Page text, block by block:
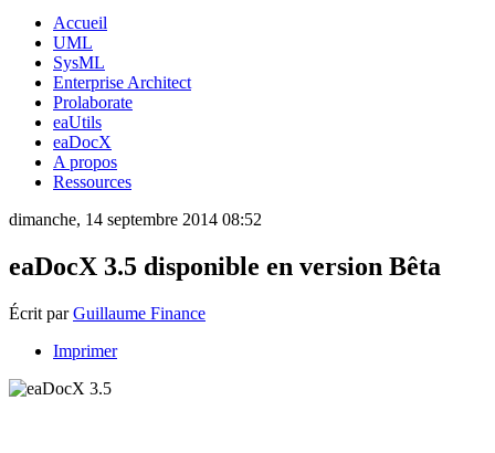
Accueil
UML
SysML
Enterprise Architect
Prolaborate
eaUtils
eaDocX
A propos
Ressources
dimanche, 14 septembre 2014 08:52
eaDocX 3.5 disponible en version Bêta
Écrit parGuillaume Finance
Imprimer